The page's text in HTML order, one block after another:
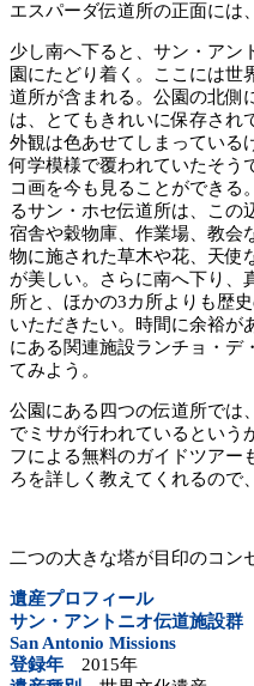
エスパーダ伝道所の正面には
少し南へ下ると、サン・アン
園にたどり着く。ここには世
道所が含まれる。公園の北側
は、とてもきれいに保存され
外観は色あせてしまっている
何学模様で覆われていたそう
コ画を今も見ることができる
るサン・ホセ伝道所は、この
宿舎や穀物庫、作業場、教会
物に施された草木や花、天使
が美しい。さらに南へ下り、
所と、ほかの3カ所よりも歴
いただきたい。時間に余裕が
にある関連施設ランチョ・デ
てみよう。
公園にある四つの伝道所では
でミサが行われているという
フによる無料のガイドツアー
ろを詳しく教えてくれるので
二つの大きな塔が目印のコン
遺産プロフィール
サン・アントニオ伝道施設群
San Antonio Missions
登録年 2015年